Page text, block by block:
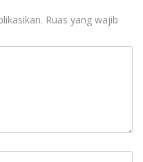
Ruas yang wajib